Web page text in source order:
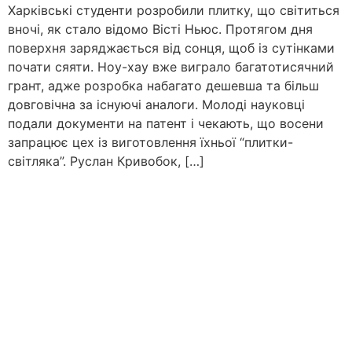
Харківські студенти розробили плитку, що світиться
вночі, як стало відомо Вісті Ньюс. Протягом дня
поверхня заряджається від сонця, щоб із сутінками
почати сяяти. Ноу-хау вже виграло багатотисячний
грант, адже розробка набагато дешевша та більш
довговічна за існуючі аналоги. Молоді науковці
подали документи на патент і чекають, що восени
запрацює цех із виготовлення їхньої “плитки-
світляка”. Руслан Кривобок, […]